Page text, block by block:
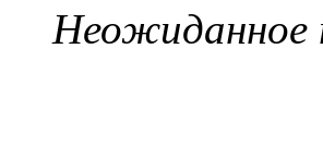
Неожиданное